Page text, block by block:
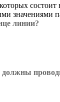
значениями
линии?